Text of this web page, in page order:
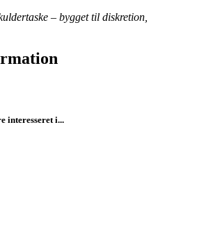
– bygget til diskretion,
interesseret i...